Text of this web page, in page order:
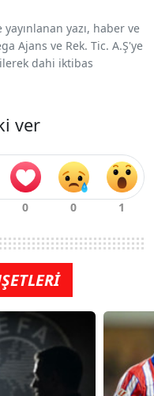
yazı, haber ve
Ajans ve Rek. Tic. A.Ş'ye
dahi iktibas
ver